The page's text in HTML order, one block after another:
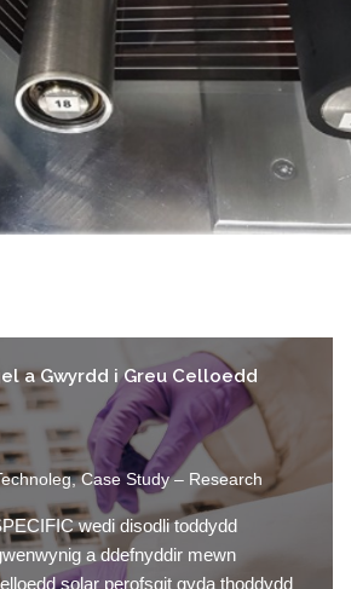
a Gwyrdd i Greu Celloedd
,Case Study – Research
wedi disodli toddydd
a ddefnyddir mewn
solar perofsgit gyda thoddydd